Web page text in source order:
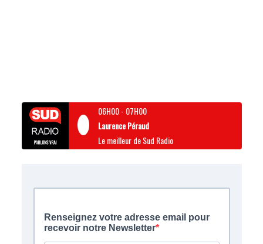
06H00- 07H00
Laurence Péraud
Le meilleur de Sud Radio